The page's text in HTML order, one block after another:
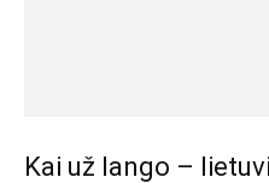
Kai už lango –